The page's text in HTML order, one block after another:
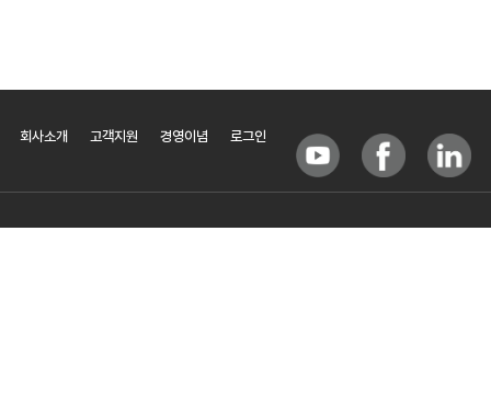
회사소개 고객지원 경영이념 로그인